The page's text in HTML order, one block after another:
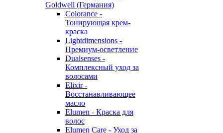
Goldwell (Германия)
Colorance -
Тонирующая крем-
краска
Lightdimensions -
Премиум-осветление
Dualsenses -
Комплексный уход за
волосами
Elixir -
Восстанавливающее
масло
Elumen - Краска для
волос
Elumen Care - Уход за